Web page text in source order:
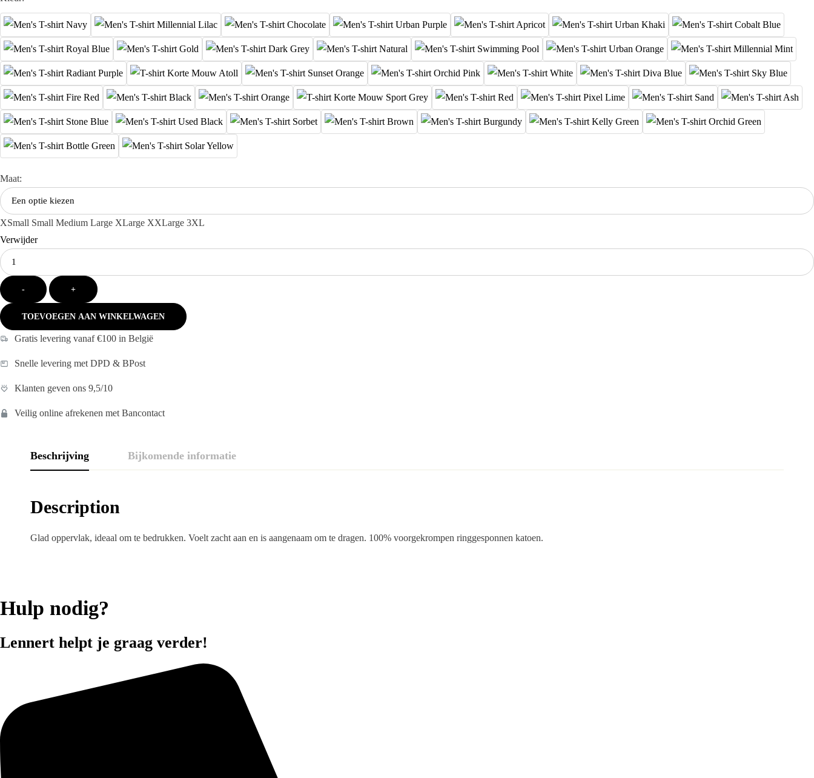
Maat:
XSmall Small Medium Large XLarge XXLarge 3XL
Verwijder
Kies
je
aantal:- +
TOEVOEGEN AAN WINKELWAGEN
Gratis levering vanaf €100 in België
Snelle levering met DPD & BPost
Klanten geven ons 9,5/10
Veilig online afrekenen met Bancontact
Beschrijving Bijkomende informatie
Description
Glad oppervlak, ideaal om te bedrukken. Voelt zacht aan en is aangenaam om te dragen. 100% voorgekrompen ringgesponnen katoen.
Hulp nodig?
Lennert helpt je graag verder!